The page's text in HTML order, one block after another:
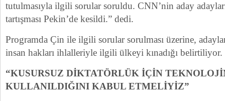
tutulmasıyla ilgili sorular soruldu. CNN’nin aday
tartışması Pekin’de kesildi.” dedi.
Programda Çin ile ilgili sorular sorulması üzerine,
insan hakları ihlalleriyle ilgili ülkeyi kınadığı belirtiliyor.
“KUSURSUZ DİKTATÖRLÜK İÇİN
KULLANILDIĞINI KABUL ETMELİYİZ”